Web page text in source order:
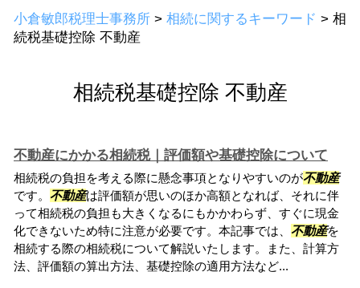
小倉敏郎税理士事務所 > 相続に関するキーワード > 相
続税基礎控除 不動産
相続税基礎控除 不動産
不動産にかかる相続税｜評価額や基礎控除について
相続税の負担を考える際に懸念事項となりやすいのが不動産
です。 不動産は評価額が思いのほか高額となれば、それに伴
って相続税の負担も大きくなるにもかかわらず、すぐに現金
化できないため特に注意が必要です。本記事では、 不動産を
相続する際の相続税について解説いたします。また、計算方
法、評価額の算出方法、基礎控除の適用方法など...